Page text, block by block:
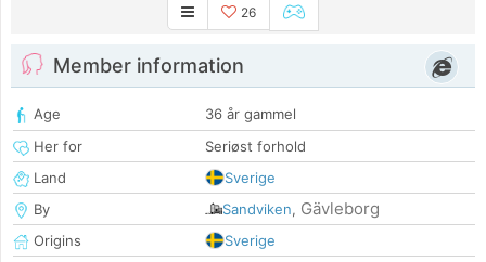
26
Member information
Age
36 år gammel
Her for
Seriøst forhold
Land
Sverige
By
Sandviken, Gävleborg
Origins
Sverige